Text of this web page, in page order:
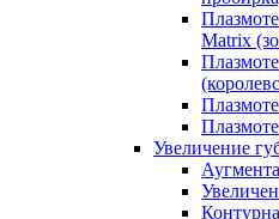
Matrix
Увеличение